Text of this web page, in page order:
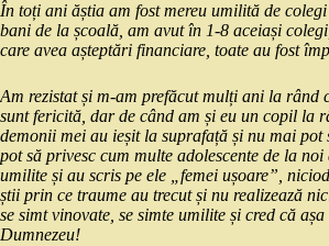
În toți ani ăștia am fost mereu umilită de
bani de la școală, am avut în 1-8 aceiași
care avea așteptări financiare, toate au fost
Am rezistat și m-am prefăcut mulți ani la rând
sunt fericită, dar de când am și eu un copil la
demonii mei au ieșit la suprafață și nu mai pot
pot să privesc cum multe adolescente de la
umilite și au scris pe ele „femei ușoare”,
știi prin ce traume au trecut și nu realizează
se simt vinovate, se simte umilite și cred că
Dumnezeu!